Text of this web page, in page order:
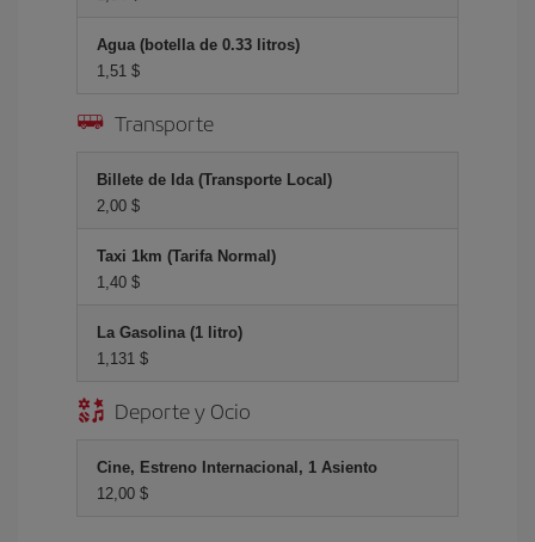
Agua (botella de 0.33 litros)
1,51 $
Transporte
Billete de Ida (Transporte Local)
2,00 $
Taxi 1km (Tarifa Normal)
1,40 $
La Gasolina (1 litro)
1,131 $
Deporte y Ocio
Cine, Estreno Internacional, 1 Asiento
12,00 $